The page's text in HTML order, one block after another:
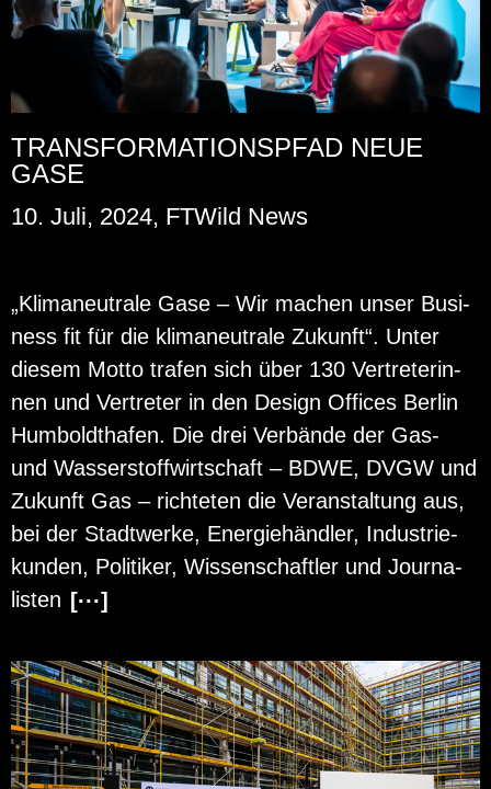
TRANSFORMATIONSPFAD NEUE
GASE
10. Juli, 2024, FTWild News
„Kli­ma­neu­tra­le Gase – Wir ma­chen unser Busi­
ness fit für die kli­ma­neu­tra­le Zu­kunft“. Unter
die­sem Motto tra­fen sich über 130 Ver­tre­te­rin­
nen und Ver­tre­ter in den De­sign Of­fices Ber­lin
Hum­bold­tha­fen. Die drei Ver­bän­de der Gas-
und Was­ser­stoff­wirt­schaft – BDWE, DVGW und
Zu­kunft Gas – rich­te­ten die Ver­an­stal­tung aus,
bei der Stadt­wer­ke, En­er­gie­händ­ler, In­dus­trie­
kun­den, Po­li­ti­ker, Wis­sen­schaft­ler und Jour­na­
lis­ten [···]